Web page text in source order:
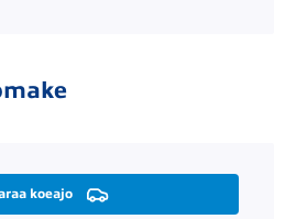
koeajo